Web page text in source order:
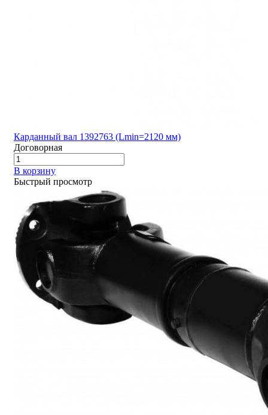
Карданный вал 1392763 (Lmin=2120 мм)
Договорная
В корзину
Быстрый просмотр